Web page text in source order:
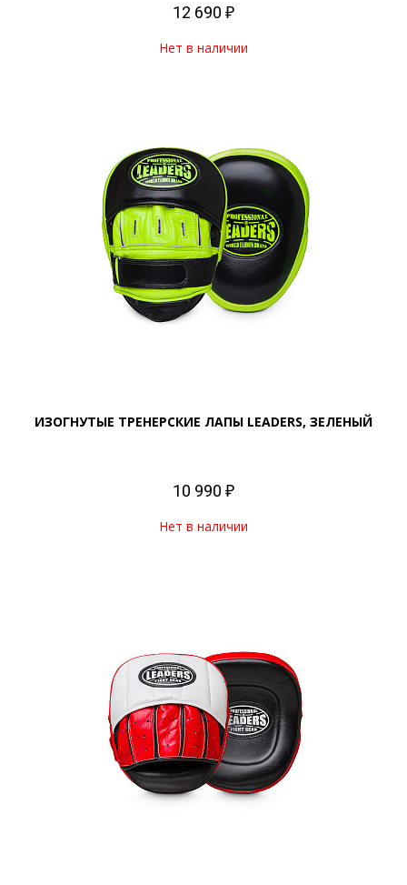
12 690 ₽
Нет в наличии
ИЗОГНУТЫЕ ТРЕНЕРСКИЕ ЛАПЫ LEADERS, ЗЕЛЕНЫЙ
10 990 ₽
Нет в наличии